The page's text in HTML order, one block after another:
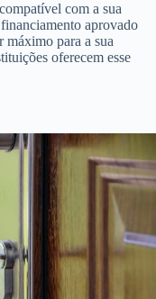
com a sua
aprovado
para a sua
oferecem esse